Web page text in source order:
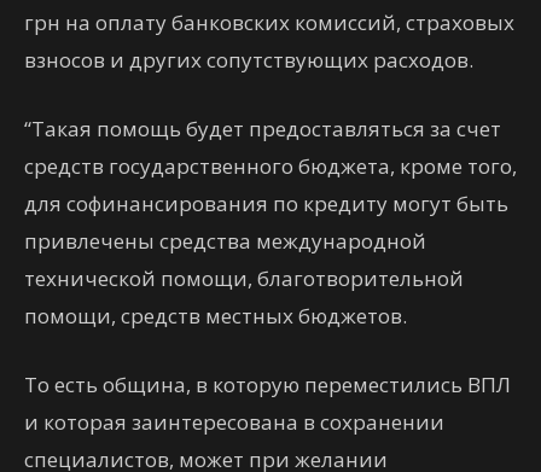
грн на оплату банковских комиссий, страховых
взносов и других сопутствующих расходов.
“Такая помощь будет предоставляться за счет
средств государственного бюджета, кроме того,
для софинансирования по кредиту могут быть
привлечены средства международной
технической помощи, благотворительной
помощи, средств местных бюджетов.
То есть община, в которую переместились ВПЛ
и которая заинтересована в сохранении
специалистов, может при желании